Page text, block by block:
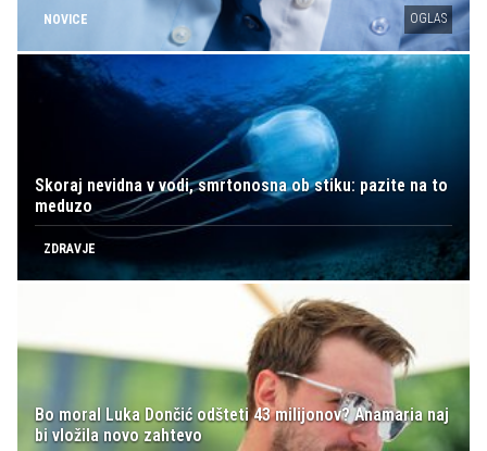
NOVICE OGLAS
Skoraj nevidna v vodi, smrtonosna ob stiku: pazite na to
meduzo
ZDRAVJE
Bo moral Luka Dončić odšteti 43 milijonov? Anamaria naj
bi vložila novo zahtevo